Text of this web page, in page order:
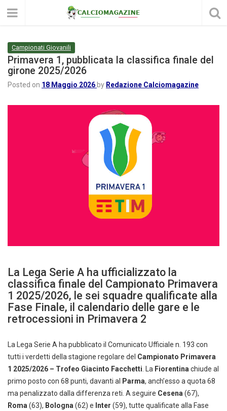
Campionati Giovanili
Primavera 1, pubblicata la classifica finale del
girone 2025/2026
Posted on 18 Maggio 2026 by Redazione Calciomagazine
La Lega Serie A ha ufficializzato la
classifica finale del Campionato Primavera
1 2025/2026, le sei squadre qualificate alla
Fase Finale, il calendario delle gare e le
retrocessioni in Primavera 2
La Lega Serie A ha pubblicato il Comunicato Ufficiale n. 193 con
tutti i verdetti della stagione regolare del Campionato Primavera
1 2025/2026 – Trofeo Giacinto Facchetti. La Fiorentinachiude al
primo posto con 68 punti, davanti al Parma, anch’esso a quota 68
ma penalizzato dalla differenza reti. A seguire Cesena(67),
Roma(63), Bologna(62) e Inter (59), tutte qualificate alla Fase